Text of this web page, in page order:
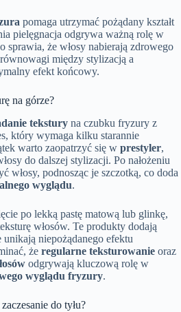
pomaga utrzymać pożądany kształt
pielęgnacja odgrywa ważną rolę w
sprawia, że włosy nabierają zdrowego
między stylizacją a
efekt końcowy.
na górze?
tekstury na czubku fryzury z
który wymaga kilku starannie
warto zaopatrzyć się w prestyler,
do dalszej stylizacji. Po nałożeniu
włosy, podnosząc je szczotką, co doda
wyglądu.
po lekką pastę matową lub glinkę,
włosów. Te produkty dodają
unikają niepożądanego efektu
że regularne teksturowanie oraz
odgrywają kluczową rolę w
wyglądu fryzury.
do tyłu?